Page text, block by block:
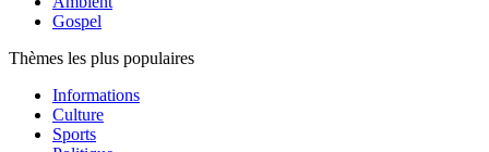
Gospel
Thèmes les plus populaires
Informations
Culture
Sports